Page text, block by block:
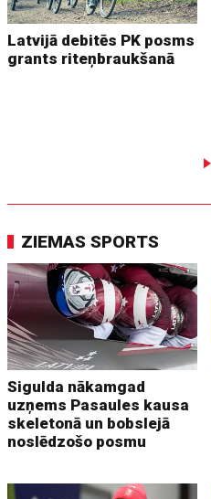
Latvijā debitēs PK posms
grants riteņbraukšanā
ZIEMAS SPORTS
Sigulda nākamgad
uzņems Pasaules kausa
skeletonā un bobslejā
noslēdzošo posmu